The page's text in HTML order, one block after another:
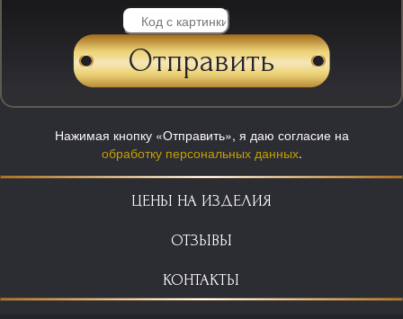
Нажимая кнопку «Отправить», я даю согласие на
обработку персональных данных.
ЦЕНЫ НА ИЗДЕЛИЯ
ОТЗЫВЫ
КОНТАКТЫ